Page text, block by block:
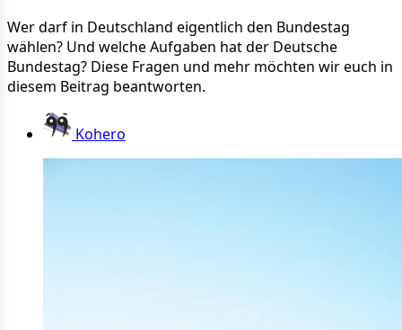
Wer darf in Deutschland eigentlich den Bundestag
wählen? Und welche Aufgaben hat der Deutsche
Bundestag? Diese Fragen und mehr möchten wir euch in
diesem Beitrag beantworten.
Kohero